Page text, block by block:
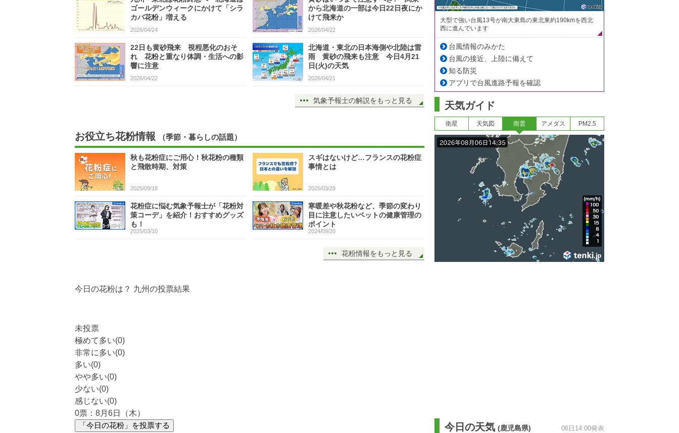
ゴールデンウィークにかけて「シラ
カバ花粉」増える
2026/04/24
から北海道の一部は今日22日夜にか
けて飛来か
2026/04/22
22日も黄砂飛来 視程悪化のおそ
れ 花粉と重なり体調・生活への影
響に注意
2026/04/22
北海道・東北の日本海側や北陸は雷
雨 黄砂の飛来も注意 今日4月21
日(火)の天気
2026/04/21
気象予報士の解説をもっと見る
お役立ち花粉情報 （季節・暮らしの話題）
秋も花粉症にご用心！秋花粉の種類
と飛散時期、対策
2025/09/18
スギはないけど…フランスの花粉症
事情とは
2025/03/29
花粉症に悩む気象予報士が「花粉対
策コーデ」を紹介！おすすめグッズ
も！
2025/03/10
寒暖差や秋花粉など、季節の変わり
目に注意したいペットの健康管理の
ポイント
2024/09/20
花粉情報をもっと見る
今日の花粉は？ 九州の投票結果
未投票
極めて多い(0)
非常に多い(0)
多い(0)
やや多い(0)
少ない(0)
感じない(0)
0票：8月6日（木）
「今日の花粉」を投票する
大型で強い台風13号が南大東島の東北東約190kmを西北
西に進んでいます
台風情報のみかた
台風の接近、上陸に備えて
知る防災
アプリで台風進路予報を確認
天気ガイド
衛星 天気図 雨雲 アメダス PM2.5
今日の天気 (鹿児島県) 06日14:00発表